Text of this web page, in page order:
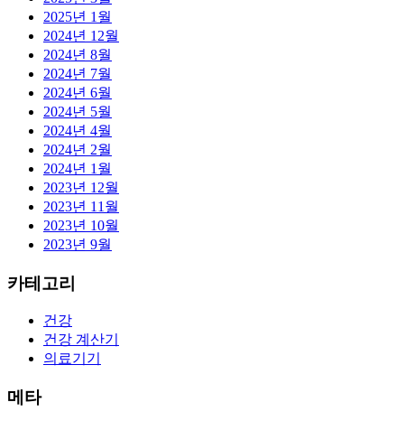
2025년 1월
2024년 12월
2024년 8월
2024년 7월
2024년 6월
2024년 5월
2024년 4월
2024년 2월
2024년 1월
2023년 12월
2023년 11월
2023년 10월
2023년 9월
카테고리
건강
건강 계산기
의료기기
메타